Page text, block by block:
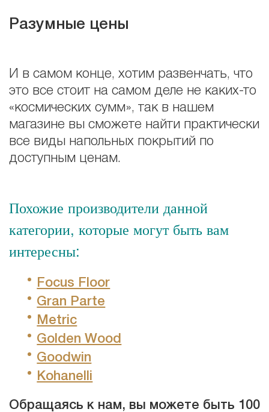
Разумные цены
И в самом конце, хотим развенчать, что
это все стоит на самом деле не каких-то
«космических сумм», так в нашем
магазине вы сможете найти практически
все виды напольных покрытий по
доступным ценам.
Похожие производители данной
категории, которые могут быть вам
интересны:
Focus Floor
Gran Parte
Metric
Golden Wood
Goodwin
Kohanelli
Обращаясь к нам, вы можете быть 100